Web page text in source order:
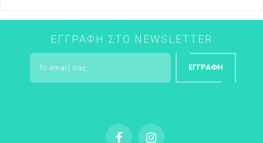
ΕΓΓΡΑΦΉ ΣΤΟ NEWSLETTER
ΕΓΓΡΑΦΉ